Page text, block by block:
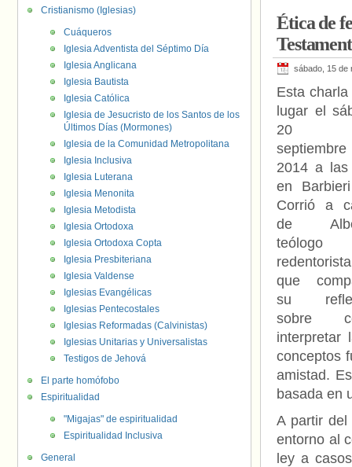
Ética de
sábado, 15 de
Esta charla
lugar el
20
2014 a las
en
Corrió a
de
teólogo
que
su
sobre
interpretar
conceptos
amistad.
basada en
A partir del
entorno al
ley a
Cristianismo (Iglesias)
Cuáqueros
Iglesia Adventista del Séptimo Día
Iglesia Anglicana
Iglesia Bautista
Iglesia Católica
Iglesia de Jesucristo de los Santos de los
Últimos Días (Mormones)
Iglesia de la Comunidad Metropolitana
Iglesia Inclusiva
Iglesia Luterana
Iglesia Menonita
Iglesia Metodista
Iglesia Ortodoxa
Iglesia Ortodoxa Copta
Iglesia Presbiteriana
Iglesia Valdense
Iglesias Evangélicas
Iglesias Pentecostales
Iglesias Reformadas (Calvinistas)
Iglesias Unitarias y Universalistas
Testigos de Jehová
El parte homófobo
Espiritualidad
"Migajas" de espiritualidad
Espiritualidad Inclusiva
General